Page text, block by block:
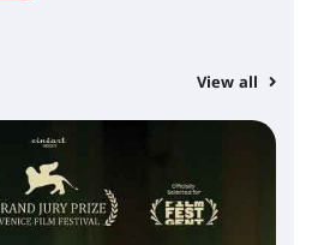
View all
ജോസഫ്സ് കോളജ്
അസോസിയേഷന്